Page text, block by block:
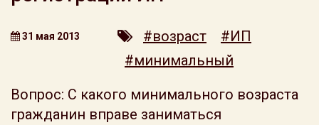
31 мая 2013 #возраст
#ИП
#минимальный
Вопрос: С какого минимального возраста
гражданин вправе заниматься